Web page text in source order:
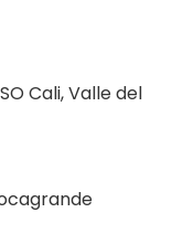
Cali, Valle del